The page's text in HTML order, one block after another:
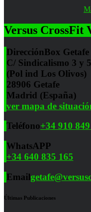
Versus CrossFit
DirecciónBox Getafe
C/ Sindicalismo 3 y 5
(Pol ind Los Olivos)
28906 Getafe
Madrid (España)
ver mapa de
Teléfono+34 910
WhatsAPP
+34 640 835 165
Email
Últimas Publicaciones